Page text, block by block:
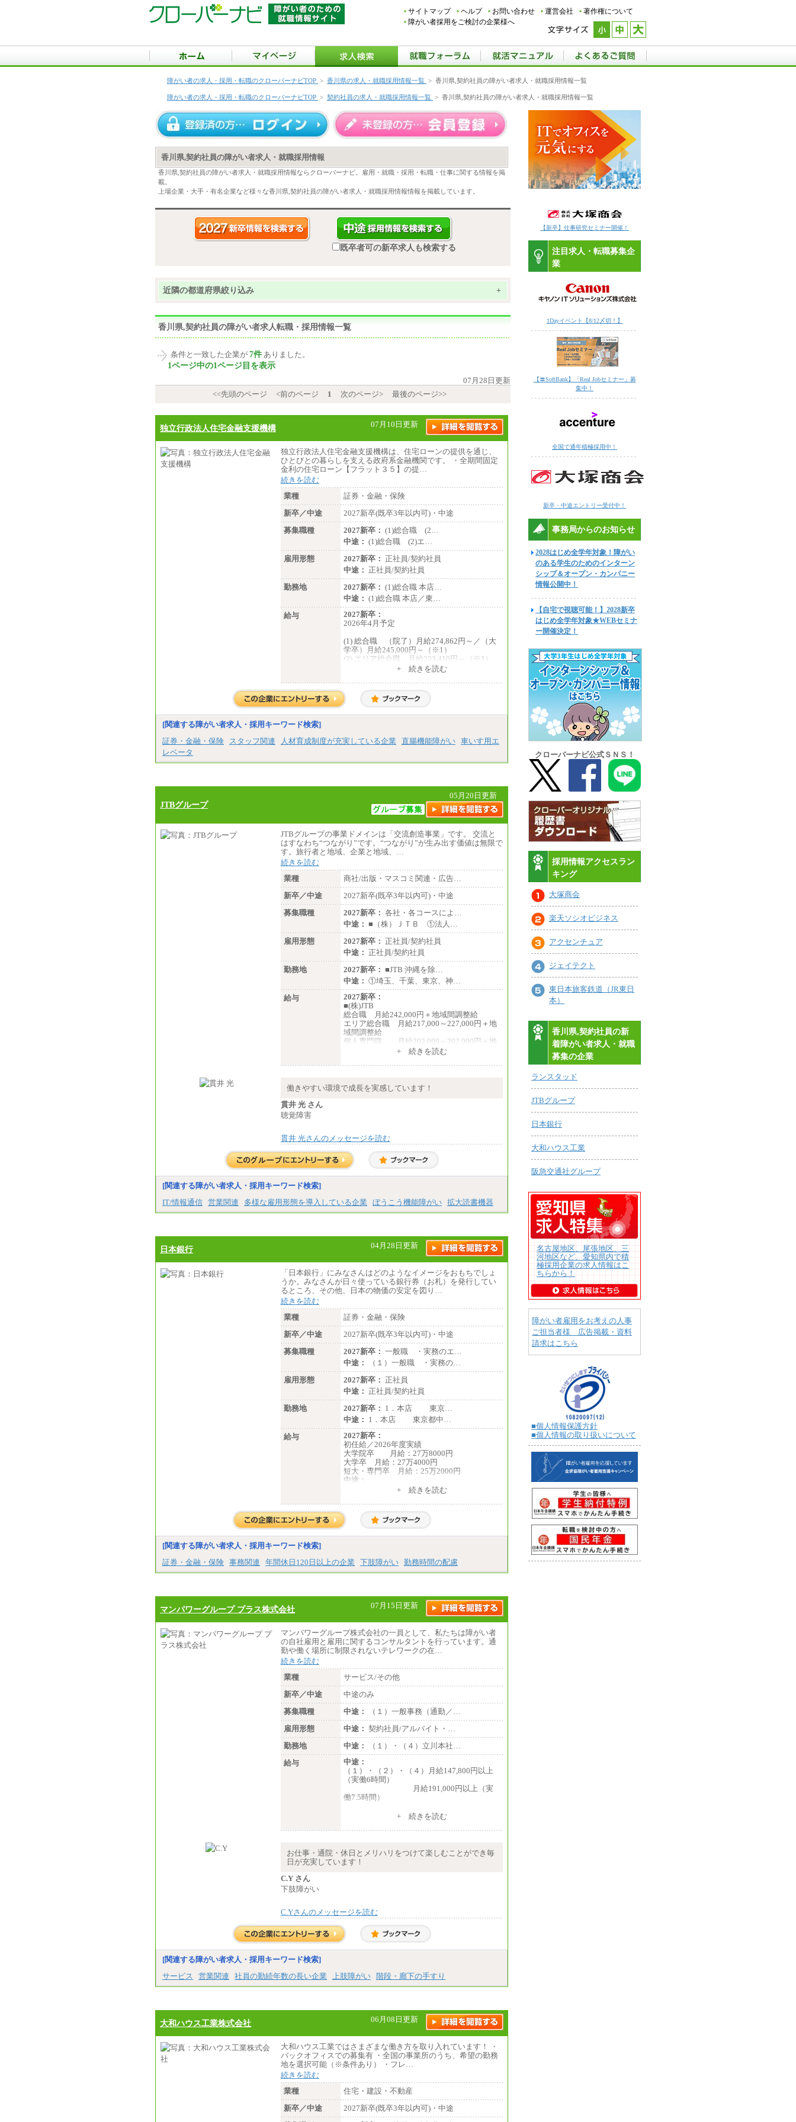
サイトマップ ヘルプ お問い合わせ 運営会社
著作権について
障がい者採用をご検討の企業様へ
障がい者の求人・採用・転職のクローバーナビTOP > 香川県の求人・就職採用情報一覧 > 香川県,契約社員の障がい者求人・就職採用情報一覧
障がい者の求人・採用・転職のクローバーナビTOP > 契約社員の求人・就職採用情報一覧 > 香川県,契約社員の障がい者求人・就職採用情報一覧
香川県,契約社員の障がい者求人・就職採用情報
香川県,契約社員の障がい者求人・就職採用情報ならクローバーナビ。雇用・就職・採用・転職・仕事に関する情報を掲
載。
上場企業・大手・有名企業など様々な香川県,契約社員の障がい者求人・就職採用情報情報を掲載しています。
既卒者可の新卒求人も検索する
近隣の都道府県絞り込み +
香川県,契約社員の障がい者求人転職・採用情報一覧
条件と一致した企業が 7件 ありました。
1ページ中の1ページ目を表示
07月28日更新
<<先頭のページ
<前のページ 1 次のページ> 最後のページ>>
独立行政法人住宅金融支援機構 07月10日更新
独立行政法人住宅金融支援機構は、住宅ローンの提供を通じ、
ひとびとの暮らしを支える政府系金融機関です。 ・全期間固定
金利の住宅ローン【フラット３５】の提…
続きを読む
業種
証券・金融・保険
新卒／中途
2027新卒(既卒3年以内可)・中途
募集職種
2027新卒： (1)総合職 (2…
中途： (1)総合職 (2)エ…
雇用形態
2027新卒： 正社員/契約社員
中途： 正社員/契約社員
勤務地
2027新卒： (1)総合職 本店…
中途： (1)総合職 本店／東…
給与
2027新卒：
2026年4月予定
(1) 総合職 （院了）月給274,862円～／（大
学卒）月給245,000円～（※1）
(2) エリア総合職 月給233,410円～（※1）
(3) アシスタントスタッフ 日給9,800円～12,
※１ 試用期間６か月（試用期間中も給与
に変更はございません）
※２ 勤務地により異なります
(2) エリア総合職 月給233,410円～（※1）
(3) アシスタントスタッフ 日給9,800円～12,
※１ 試用期間６か月（試用期間中も給与
+ 続きを読む
[関連する障がい者求人・採用キーワード検索]
証券・金融・保険
スタッフ関連 人材育成制度が充実している企業 直腸機能障がい 車いす用エ
レベータ
JTBグループ
05月20日更新
JTBグループの事業ドメインは「交流創造事業」です。 交流と
はすなわち“つながり”です。“つながり”が生み出す価値は無限で
す。旅行者と地域、企業と地域、…
続きを読む
業種
商社/出版・マスコミ関連・広告…
新卒／中途
2027新卒(既卒3年以内可)・中途
募集職種
2027新卒： 各社・各コースによ…
中途： ■（株）ＪＴＢ ①法人…
雇用形態
2027新卒： 正社員/契約社員
中途： 正社員/契約社員
勤務地
2027新卒： ■JTB 沖縄を除…
中途： ①埼玉、千葉、東京、神…
給与
2027新卒：
■(株)JTB
総合職 月給242,000円＋地域間調整給
エリア総合職 月給217,000～227,000円＋地
域間調整給
個人専門職 月給202,000～202,000円＋地
※詳細はJTBキャリアサイトよりご確認くだ
さい。
■(株)JTB商事
総合職 月給208,000～235,000円
■(株)JTBパブリッシング ※2027年新卒募集
終了
総合職 月給271,000円
整給
エリア総合職 月給206,000円～214,000＋地
さい。
■(株)JTBコミュニケーションデザイン
総合職 月給230,000円
みなし残業手当：20,000円（一律支給）※
みなし残業手当の残業時間は10.43時間。
※超過勤務手当：みなし残業時間を超える
エリアサポート職 月給188,000円
※超過勤務手当：残業時間については全額
時間外手当を支給。
■（株）JTBグローバルマーケティング＆トラ
ベル
総合職 月給242,000円＋地域間調整給
訪日事業職 月給202,000～227,000円＋地域
間調整給
※詳細はJTBキャリアサイトよりご確認くだ
さい。
■(株)JTBビジネストランスフォーム
総合職 月給205,000～225,000円＋地域間調
整給
エリア総合職 月給185,000円＋地域間調整
給
※詳細はJTBキャリアサイトよりご確認くだ
さい。
■(株)JTBデータサービス ※2027年新卒募集
終了
※詳細はJTBキャリアサイトよりご確認くだ
※詳細はJTBキャリアサイトよりご確認くだ
さい。
■(株)JTBビジネストランスフォーム
有期契約職 月給185,000～195,000円
※詳細はJTBキャリアサイトよりご確認くだ
さい。
■(株)JTBパブリッシング ※2027年新卒募集
終了
中途：
①月給227,000円以上
②月給212,000円以上
③月給172,500円以上
④月給23万円～37万円
⑤月給20万円～25万円
⑥月給33万円～48万円
⑦月給271,000円以上
⑧～⑮月給200,000円〜月給400,000円
⑯月給185,000円以上
⑰月給237,000円以上
⑱月給212,000円以上
⑲東京：月給202,000 円以上 、京都：月給19
⑳月給205,000円以上
㉒月給185,000 円以上
㉓月給224,500円以上
※全コース共通※ 能力・経験・勤務地など
※試用期間中も給与に変更はございません。
+ 続きを読む
働きやすい環境で成長を実感しています！
貫井 光 さん
聴覚障害
貫井 光さんのメッセージを読む
[関連する障がい者求人・採用キーワード検索]
IT/情報通信 営業関連 多様な雇用形態を導入している企業 ぼうこう機能障がい 拡大読書機器
日本銀行 04月28日更新
「日本銀行」にみなさんはどのようなイメージをおもちでしょ
うか。みなさんが日々使っている銀行券（お札）を発行してい
るところ、その他、日本の物価の安定を図り…
続きを読む
業種
証券・金融・保険
新卒／中途
2027新卒(既卒3年以内可)・中途
募集職種
2027新卒： 一般職 ・実務のエ…
中途：
（１）一般職 ・実務の…
雇用形態
2027新卒： 正社員
中途： 正社員/契約社員
勤務地
2027新卒： 1．本店 東京…
中途： 1．本店 東京都中…
給与
2027新卒：
初任給／2026年度実績
大学院卒 月給：27万8000円
大学卒 月給：27万4000円
短大・専門卒 月給：25万2000円
中途：
（１）（２）共通
月給：24万0000円～34万8420円
※職務経験等を考慮し決定いたします。
※試用期間中も給与に変更はございません
+ 続きを読む
[関連する障がい者求人・採用キーワード検索]
証券・金融・保険 事務関連 年間休日120日以上の企業 下肢障がい 勤務時間の配慮
マンパワーグループ プラス株式会社 07月15日更新
マンパワーグループ株式会社の一員として、私たちは障がい者
の自社雇用と雇用に関するコンサルタントを行っています。通
勤や働く場所に制限されないテレワークの在…
続きを読む
業種
サービス/その他
新卒／中途
中途のみ
募集職種
中途：
（１）一般事務（通勤／…
雇用形態
中途： 契約社員/アルバイト・…
勤務地
中途：
（１）・（４）立川本社…
給与
中途：
（１）・（２）・（４）月給147,800円以上
（実働6時間）
月給191,000円以上（実
働7.5時間）
（３）月給191,000円以上（実働7.5時間）
（５）月給147,800円以上（実働6時間）
時給 1,226円（実働4.5時間）
※基本給に加算して以下手当有（いず
れも時間額換算額）
※全ての求人において試用期間中も給与に変
更はございません。
+ 続きを読む
お仕事・通院・休日とメリハリをつけて楽しむことができ毎
日が充実しています！
C.Y さん
下肢障がい
C.Yさんのメッセージを読む
[関連する障がい者求人・採用キーワード検索]
サービス
営業関連 社員の勤続年数の長い企業 上肢障がい 階段・廊下の手すり
大和ハウス工業株式会社 06月08日更新
大和ハウス工業ではさまざまな働き方を取り入れています！ ・
バックオフィスでの募集有 ・全国の事業所のうち、希望の勤務
地を選択可能（※条件あり） ・フレ…
続きを読む
業種
住宅・建設・不動産
新卒／中途
2027新卒(既卒3年以内可)・中途
【新卒】仕事研究セミナー開催！
注目求人・転職募集企
業
1Dayイベント【8/12〆切！】
【〓SoftBank】「Real Jobセミナー」募
集中！
全国で通年積極採用中！
新卒・中途エントリー受付中！
事務局からのお知らせ
2028はじめ全学年対象！障がい
のある学生のためのインターン
シップ＆オープン・カンパニー
情報公開中！
【自宅で視聴可能！】2028新卒
はじめ全学年対象★WEBセミナ
ー開催決定！
クローバーナビ公式ＳＮＳ！
採用情報アクセスラン
キング
大塚商会
楽天ソシオビジネス
アクセンチュア
ジェイテクト
東日本旅客鉄道（JR東日
本）
香川県,契約社員の新
着障がい者求人・就職
募集の企業
ランスタッド
JTBグループ
日本銀行
大和ハウス工業
阪急交通社グループ
名古屋地区、尾張地区、三
河地区など、愛知県内で積
極採用企業の求人情報はこ
ちらから！
障がい者雇用をお考えの人事
ご担当者様 広告掲載・資料
請求はこちら
■個人情報保護方針
■個人情報の取り扱いについて